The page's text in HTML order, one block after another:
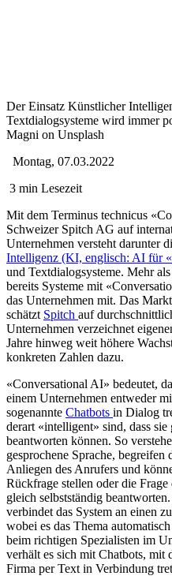
Der Einsatz Künstlicher
Textdialogsysteme wird immer
Magni on Unsplash
Montag, 07.03.2022
3 min Lesezeit
Mit dem Terminus technicus
Schweizer Spitch AG auf
Unternehmen versteht darunter
Intelligenz (KI, englisch: AI für
und Textdialog­systeme. Mehr
bereits Systeme mit
das Unternehmen mit. Das
schätzt Spitch auf
Unternehmen verzeichnet
Jahre hinweg weit höhere
konkreten Zahlen dazu.
«Conversational AI» bedeutet,
einem Unternehmen entweder
sogenannte Chatbots in Dialog
derart «intelligent» sind, dass
beantworten können. So
gesprochene Sprache,
Anliegen des Anrufers und
Rückfrage stellen oder die
gleich selbstständig
verbindet das System an einen
wobei es das Thema
beim richtigen Spezialisten im
verhält es sich mit Chatbots, mit
Firma per Text in Verbindung